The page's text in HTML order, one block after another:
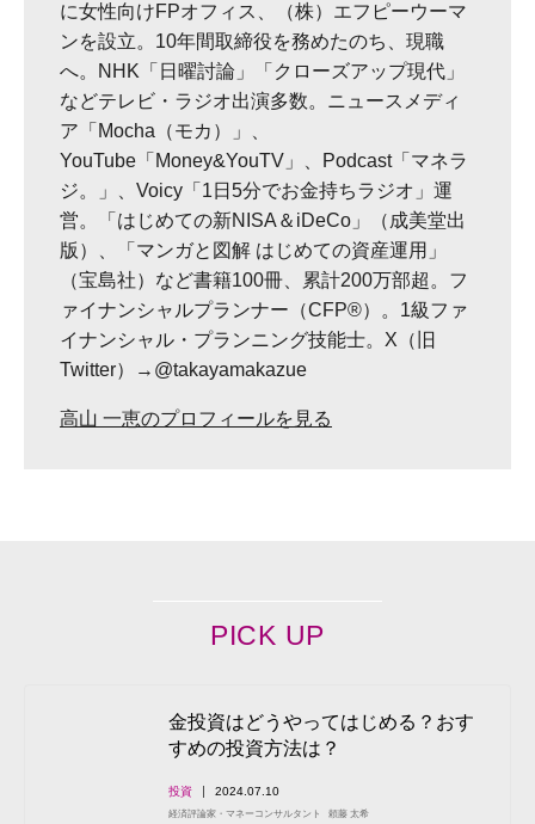
に女性向けFPオフィス、（株）エフピーウーマ
ンを設立。10年間取締役を務めたのち、現職
へ。NHK「日曜討論」「クローズアップ現代」
などテレビ・ラジオ出演多数。ニュースメディ
ア「Mocha（モカ）」、
YouTube「Money&YouTV」、Podcast「マネラ
ジ。」、Voicy「1日5分でお金持ちラジオ」運
営。「はじめての新NISA＆iDeCo」（成美堂出
版）、「マンガと図解 はじめての資産運用」
（宝島社）など書籍100冊、累計200万部超。フ
ァイナンシャルプランナー（CFP®）。1級ファ
イナンシャル・プランニング技能士。X（旧
Twitter）→@takayamakazue
高山 一恵のプロフィールを見る
PICK UP
金投資はどうやってはじめる？おす
すめの投資方法は？
投資 2024.07.10
経済評論家・マネーコンサルタント 頼藤 太希